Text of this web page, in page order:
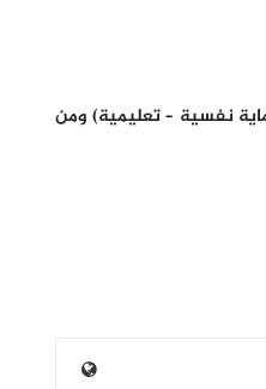
نفسية – تعليمية) ومن